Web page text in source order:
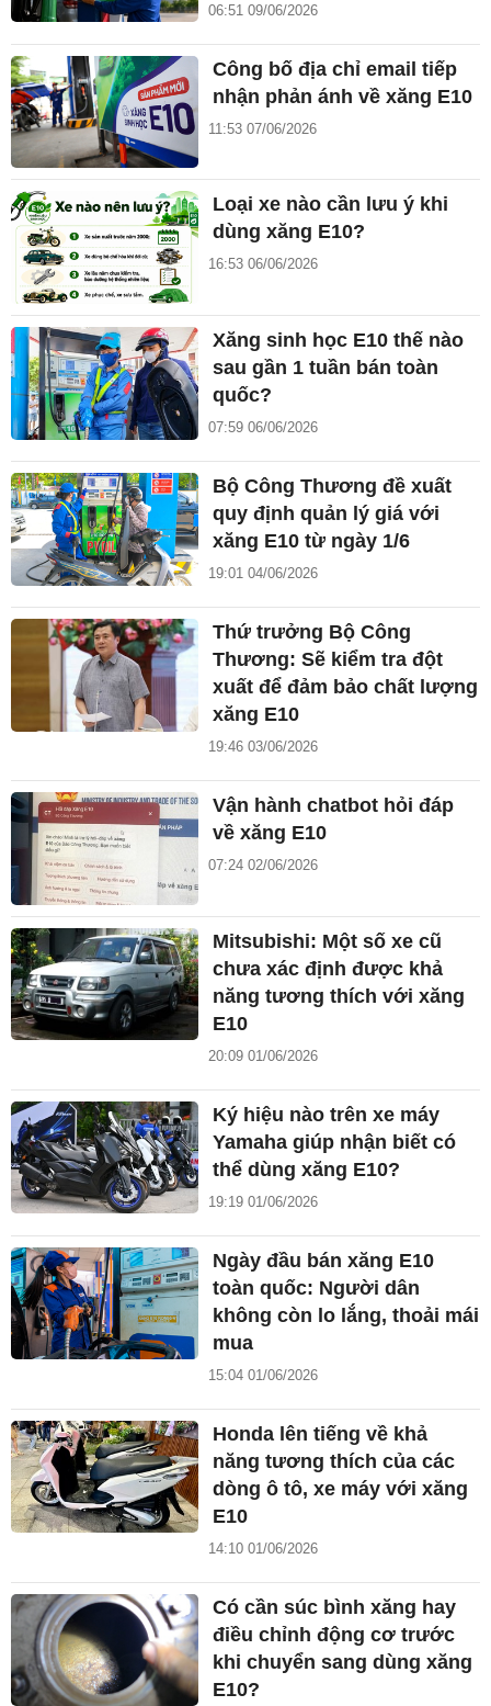
06:51 09/06/2026
Công bố địa chỉ email tiếp
nhận phản ánh về xăng E10
11:53 07/06/2026
Loại xe nào cần lưu ý khi
dùng xăng E10?
16:53 06/06/2026
Xăng sinh học E10 thế nào
sau gần 1 tuần bán toàn
quốc?
07:59 06/06/2026
Bộ Công Thương đề xuất
quy định quản lý giá với
xăng E10 từ ngày 1/6
19:01 04/06/2026
Thứ trưởng Bộ Công
Thương: Sẽ kiểm tra đột
xuất để đảm bảo chất lượng
xăng E10
19:46 03/06/2026
Vận hành chatbot hỏi đáp
về xăng E10
07:24 02/06/2026
Mitsubishi: Một số xe cũ
chưa xác định được khả
năng tương thích với xăng
E10
20:09 01/06/2026
Ký hiệu nào trên xe máy
Yamaha giúp nhận biết có
thể dùng xăng E10?
19:19 01/06/2026
Ngày đầu bán xăng E10
toàn quốc: Người dân
không còn lo lắng, thoải mái
mua
15:04 01/06/2026
Honda lên tiếng về khả
năng tương thích của các
dòng ô tô, xe máy với xăng
E10
14:10 01/06/2026
Có cần súc bình xăng hay
điều chỉnh động cơ trước
khi chuyển sang dùng xăng
E10?